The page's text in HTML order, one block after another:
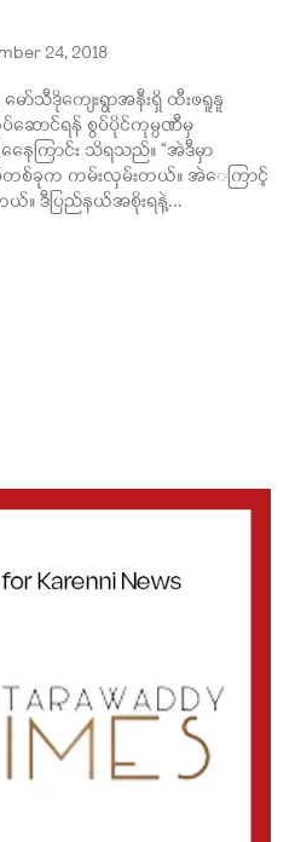
24, 2018
ာ်သီဒိုကျေးရွာအနီးရှိ ထီးဖရူနူ
ောင်ရန် စွပ်ပိုင်ကုမ္ပဏီမှ
နေေကြာင်း သိရသည်။ “အဲဒီမှာ
ဏီတစ်ခုက ကမ်းလှမ်းတယ်။ အဲေကြာင့်
ဒီပြည်နယ်အစိုးရနဲ့...